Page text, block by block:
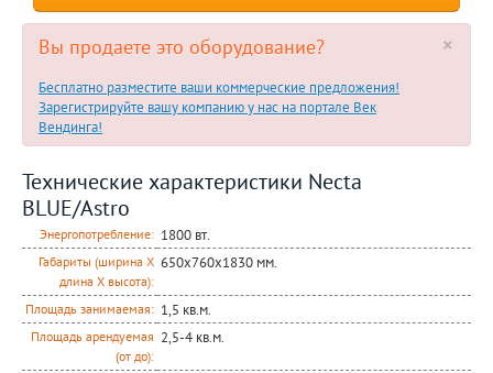
×
Вы продаете это оборудование?
Бесплатно разместите ваши коммерческие предложения!
Зарегистрируйте вашу компанию у нас на портале Век
Вендинга!
Технические характеристики Necta
BLUE/Astro
Энергопотребление: 1800 вт.
Габариты (ширина Х
длина Х высота):
650х760х1830 мм.
Площадь занимаемая: 1,5 кв.м.
Площадь арендуемая
(от до):
2,5-4 кв.м.